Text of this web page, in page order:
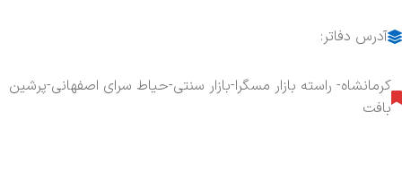
آدرس دفاتر:
کرمانشاه- راسته بازار مسگرا-بازار سنتی-حیاط سرای اصفهانی-پرشین
بافت